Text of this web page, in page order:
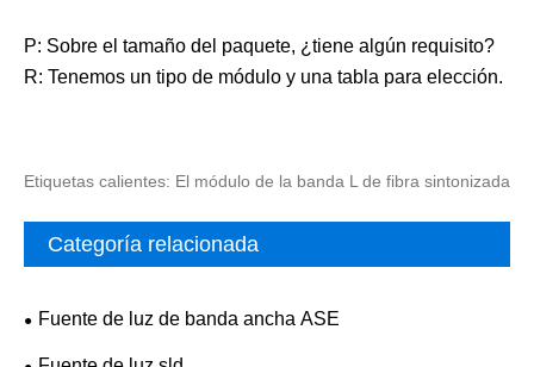
P: Sobre el tamaño del paquete, ¿tiene algún requisito?
R: Tenemos un tipo de módulo y una tabla para elección.
Etiquetas calientes: El módulo de la banda L de fibra sintonizada
Categoría relacionada
Fuente de luz de banda ancha ASE